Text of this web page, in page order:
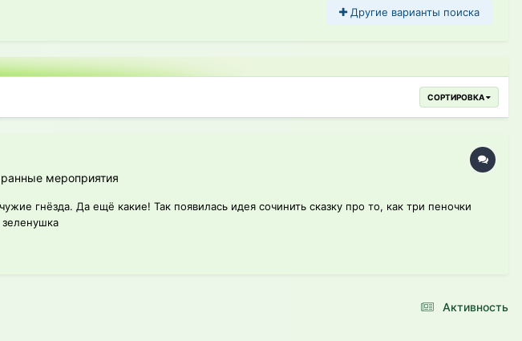
Другие варианты поиска
СОРТИРОВКА
мероприятия
гнёзда. Да ещё какие! Так появилась идея сочинить сказку про то, как три пеночки
Активность